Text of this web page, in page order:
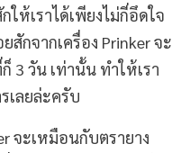
ให้เราได้เพียงไม่กี่อึดใจ
กจากเครื่อง Prinker จะ
3 วัน เท่านั้น ทำให้เรา
เลยล่ะครับ
จะเหมือนกับตรายาง